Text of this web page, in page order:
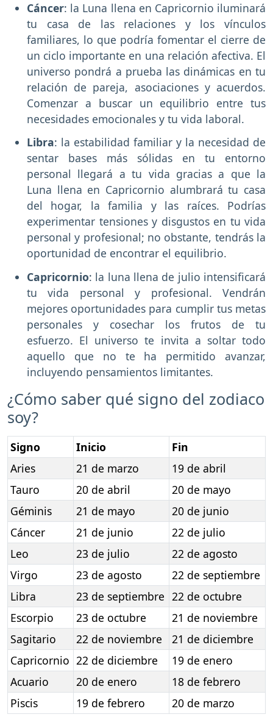
Cáncer: la Luna llena en Capricornio iluminará
tu casa de las relaciones y los vínculos
familiares, lo que podría fomentar el cierre de
un ciclo importante en una relación afectiva. El
universo pondrá a prueba las dinámicas en tu
relación de pareja, asociaciones y acuerdos.
Comenzar a buscar un equilibrio entre tus
necesidades emocionales y tu vida laboral.
Libra: la estabilidad familiar y la necesidad de
sentar bases más sólidas en tu entorno
personal llegará a tu vida gracias a que la
Luna llena en Capricornio alumbrará tu casa
del hogar, la familia y las raíces. Podrías
experimentar tensiones y disgustos en tu vida
personal y profesional; no obstante, tendrás la
oportunidad de encontrar el equilibrio.
Capricornio: la luna llena de julio intensificará
tu vida personal y profesional. Vendrán
mejores oportunidades para cumplir tus metas
personales y cosechar los frutos de tu
esfuerzo. El universo te invita a soltar todo
aquello que no te ha permitido avanzar,
incluyendo pensamientos limitantes.
¿Cómo saber qué signo del zodiaco
soy?
Signo Inicio
Fin
Aries
21 de marzo
19 de abril
Tauro
20 de abril
20 de mayo
Géminis
21 de mayo
20 de junio
Cáncer
21 de junio
22 de julio
Leo
23 de julio
22 de agosto
Virgo
23 de agosto
22 de septiembre
Libra
23 de septiembre 22 de octubre
Escorpio
23 de octubre
21 de noviembre
Sagitario
22 de noviembre
21 de diciembre
Capricornio 22 de diciembre
19 de enero
Acuario
20 de enero
18 de febrero
Piscis
19 de febrero 20 de marzo